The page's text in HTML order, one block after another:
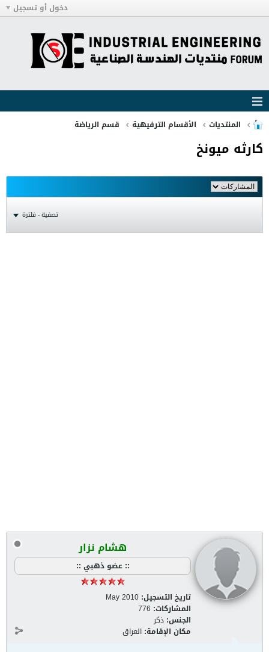
دخول أو تسجيل
المنتديات الأقسام الترفيهية قسم الرياضة
كارثه ميونخ
تصفية - فلترة
هشام نزار
:: عضو ذهبي ::
تاريخ التسجيل: May 2010
المشاركات: 776
الجنس: ذكر
مكان الإقامة: العراق